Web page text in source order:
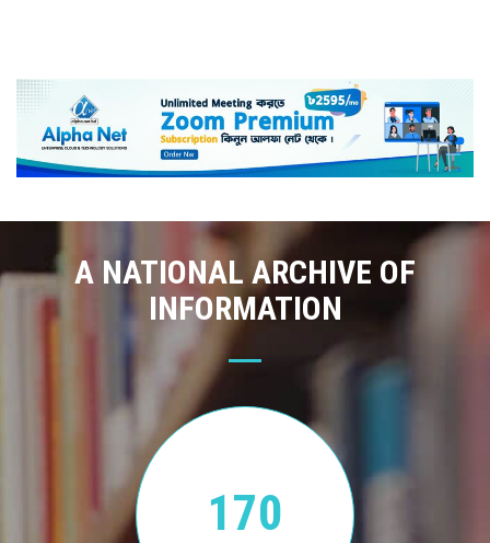
A NATIONAL ARCHIVE OF
INFORMATION
170